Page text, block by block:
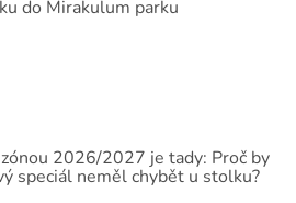
do Mirakulum parku
2026/2027 je tady: Proč by
speciál neměl chybět u stolku?